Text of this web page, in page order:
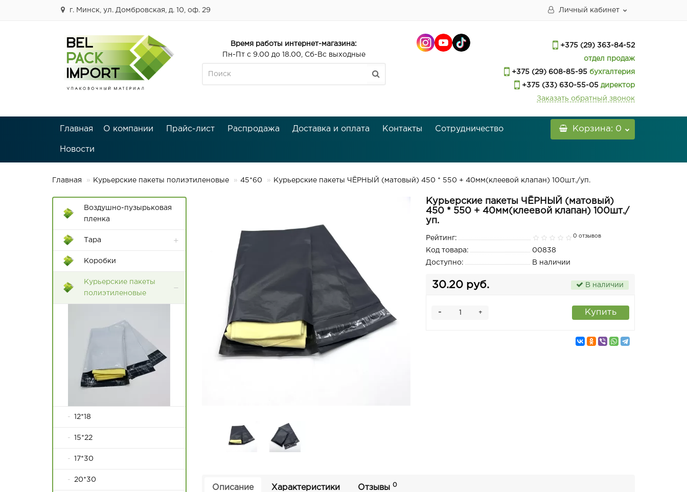
г. Минск, ул. Домбровская, д. 10, оф. 29 Личный кабинет
Время работы интернет-магазина:
Пн-Пт с 9.00 до 18.00, Сб-Вс выходные
+375 (29) 363-84-52
отдел продаж
+375 (29) 608-85-95 бухгалтерия
+375 (33) 630-55-05 директор
Заказать обратный звонок
Главная О компании Прайс-лист Распродажа Доставка и оплата Контакты Сотрудничество
Новости
Корзина: 0
Главная Курьерские пакеты полиэтиленовые 45*60 Курьерские пакеты ЧЁРНЫЙ (матовый) 450 * 550 + 40мм(клеевой клапан) 100шт./уп.
Воздушно-пузырьковая
пленка
Тара
Контейнеры Rox Box
Пластиковые ящики
Коробки
Курьерские пакеты
полиэтиленовые
12*18
15*22
17*30
20*30
Курьерские пакеты ЧЁРНЫЙ (матовый)
450 * 550 + 40мм(клеевой клапан) 100шт./
уп.
Рейтинг: 0 отзывов
Код товара:
00838
Доступно:
В наличии
30.20 руб. В наличии
+
- Купить
Описание Характеристики Отзывы 0